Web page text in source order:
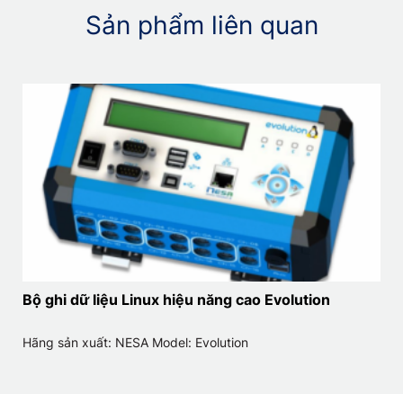
Sản phẩm liên quan
Bộ ghi dữ liệu Linux hiệu năng cao Evolution
Hãng sản xuất: NESA Model: Evolution